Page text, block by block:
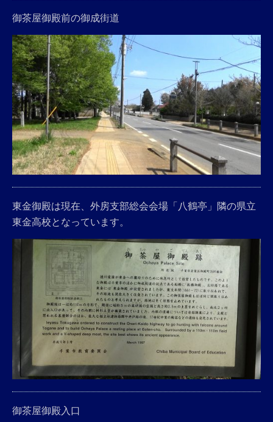
御茶屋御殿前の御成街道
東金御殿は現在、外房支部総会会場「八鶴亭」隣の県立
東金高校となっています。
御茶屋御殿入口